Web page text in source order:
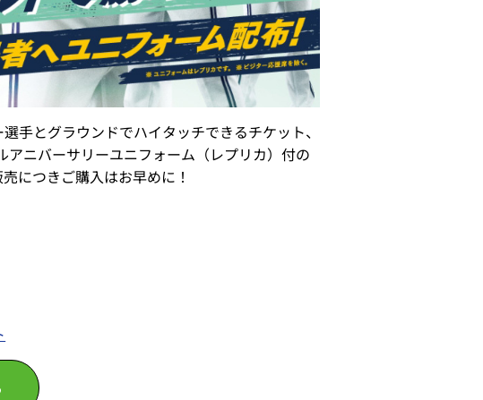
手とグラウンドでハイタッチできるチケット、
ニバーサリーユニフォーム（レプリカ）付の
につきご購入はお早めに！